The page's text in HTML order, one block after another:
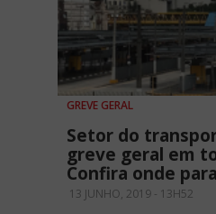
GREVE GERAL
Setor do
greve geral em
Confira onde para
13 JUNHO, 2019 - 13H52